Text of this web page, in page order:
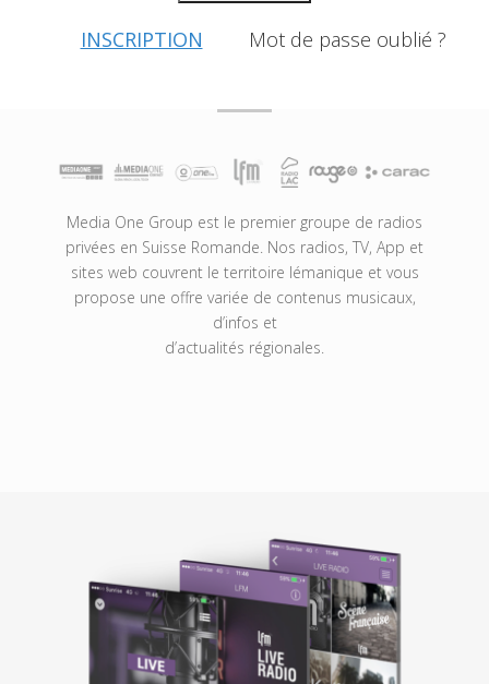
INSCRIPTION Mot de passe oublié ?
Media One Group est le premier groupe de radios
privées en Suisse Romande. Nos radios, TV, App et
sites web couvrent le territoire lémanique et vous
propose une offre variée de contenus musicaux,
d’infos et
d’actualités régionales.